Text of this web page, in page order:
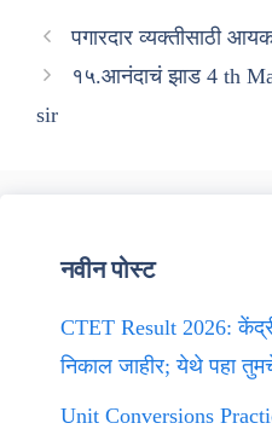
पगारदार व्यक्तीसाठी
१५.आनंदाचं झाड 4 th
sir
नवीन पोस्ट
CTET Result 2026:
निकाल जाहीर; येथे पहा
Unit Conversions